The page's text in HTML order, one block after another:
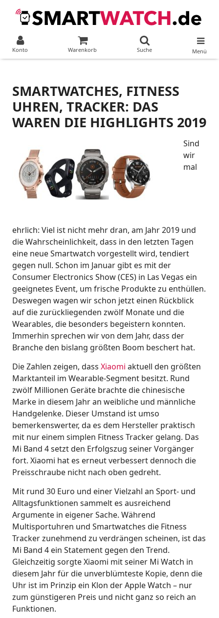
Konto Warenkorb Suche Menü
SMARTWATCHES, FITNESS
UHREN, TRACKER: DAS
WAREN DIE HIGHLIGHTS 2019
Sind
wir
mal
ehrlich: Viel ist nicht mehr dran, am Jahr 2019 und
die Wahrscheinlichkeit, dass in den letzten Tagen
eine neue Smartwatch vorgestellt wird, tendiert
gegen null. Schon im Januar gibt es mit der
Consumer Electronics Show (CES) in Las Vegas ein
geeignetes Event, um frische Produkte zu enthüllen.
Deswegen wagen wir schon jetzt einen Rückblick
auf die zurückliegenden zwölf Monate und die
Wearables, die besonders begeistern konnten.
Immerhin sprechen wir von dem Jahr, dass der
Branche den bislang größten Boom beschert hat.
Die Zahlen zeigen, dass Xiaomi aktuell den größten
Marktanteil im Wearable-Segment besitzt. Rund
zwölf Millionen Geräte brachte die chinesische
Marke in diesem Jahr an weibliche und männliche
Handgelenke. Dieser Umstand ist umso
bemerkenswerter, da es dem Hersteller praktisch
mit nur einem simplen Fitness Tracker gelang. Das
Mi Band 4 setzt den Erfolgszug seiner Vorgänger
fort. Xiaomi hat es erneut verbessert dennoch die
Preisschraube nicht nach oben gedreht.
Mit rund 30 Euro und einer Vielzahl an Sport- und
Alltagsfunktionen sammelt es ausreichend
Argumente in eigener Sache. Während
Multisportuhren und Smartwatches die Fitness
Tracker zunehmend zu verdrängen scheinen, ist das
Mi Band 4 ein Statement gegen den Trend.
Gleichzeitig sorgte Xiaomi mit seiner Mi Watch in
diesem Jahr für die unverblümteste Kopie, denn die
Uhr ist im Prinzip ein Klon der Apple Watch – nur
zum günstigeren Preis und nicht ganz so reich an
Funktionen.